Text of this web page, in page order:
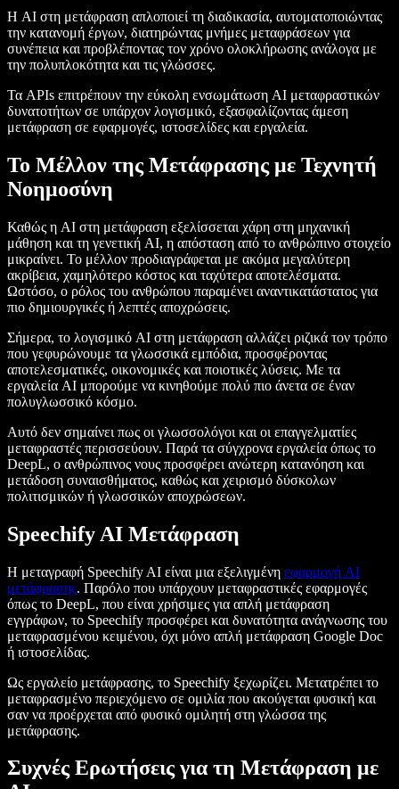
Η AI στη μετάφραση απλοποιεί τη διαδικασία, αυτοματοποιώντας
την κατανομή έργων, διατηρώντας μνήμες μεταφράσεων για
συνέπεια και προβλέποντας τον χρόνο ολοκλήρωσης ανάλογα με
την πολυπλοκότητα και τις γλώσσες.
Τα APIs επιτρέπουν την εύκολη ενσωμάτωση AI μεταφραστικών
δυνατοτήτων σε υπάρχον λογισμικό, εξασφαλίζοντας άμεση
μετάφραση σε εφαρμογές, ιστοσελίδες και εργαλεία.
Το Μέλλον της Μετάφρασης με Τεχνητή
Νοημοσύνη
Καθώς η AI στη μετάφραση εξελίσσεται χάρη στη μηχανική
μάθηση και τη γενετική AI, η απόσταση από το ανθρώπινο στοιχείο
μικραίνει. Το μέλλον προδιαγράφεται με ακόμα μεγαλύτερη
ακρίβεια, χαμηλότερο κόστος και ταχύτερα αποτελέσματα.
Ωστόσο, ο ρόλος του ανθρώπου παραμένει αναντικατάστατος για
πιο δημιουργικές ή λεπτές αποχρώσεις.
Σήμερα, το λογισμικό AI στη μετάφραση αλλάζει ριζικά τον τρόπο
που γεφυρώνουμε τα γλωσσικά εμπόδια, προσφέροντας
αποτελεσματικές, οικονομικές και ποιοτικές λύσεις. Με τα
εργαλεία AI μπορούμε να κινηθούμε πολύ πιο άνετα σε έναν
πολυγλωσσικό κόσμο.
Αυτό δεν σημαίνει πως οι γλωσσολόγοι και οι επαγγελματίες
μεταφραστές περισσεύουν. Παρά τα σύγχρονα εργαλεία όπως το
DeepL, ο ανθρώπινος νους προσφέρει ανώτερη κατανόηση και
μετάδοση συναισθήματος, καθώς και χειρισμό δύσκολων
πολιτισμικών ή γλωσσικών αποχρώσεων.
Speechify AI Μετάφραση
Η μεταγραφή Speechify AI είναι μια εξελιγμένη εφαρμογή AI
μετάφρασης. Παρόλο που υπάρχουν μεταφραστικές εφαρμογές
όπως το DeepL, που είναι χρήσιμες για απλή μετάφραση
εγγράφων, το Speechify προσφέρει και δυνατότητα ανάγνωσης του
μεταφρασμένου κειμένου, όχι μόνο απλή μετάφραση Google Doc
ή ιστοσελίδας.
Ως εργαλείο μετάφρασης, το Speechify ξεχωρίζει. Μετατρέπει το
μεταφρασμένο περιεχόμενο σε ομιλία που ακούγεται φυσική και
σαν να προέρχεται από φυσικό ομιλητή στη γλώσσα της
μετάφρασης.
Συχνές Ερωτήσεις για τη Μετάφραση με